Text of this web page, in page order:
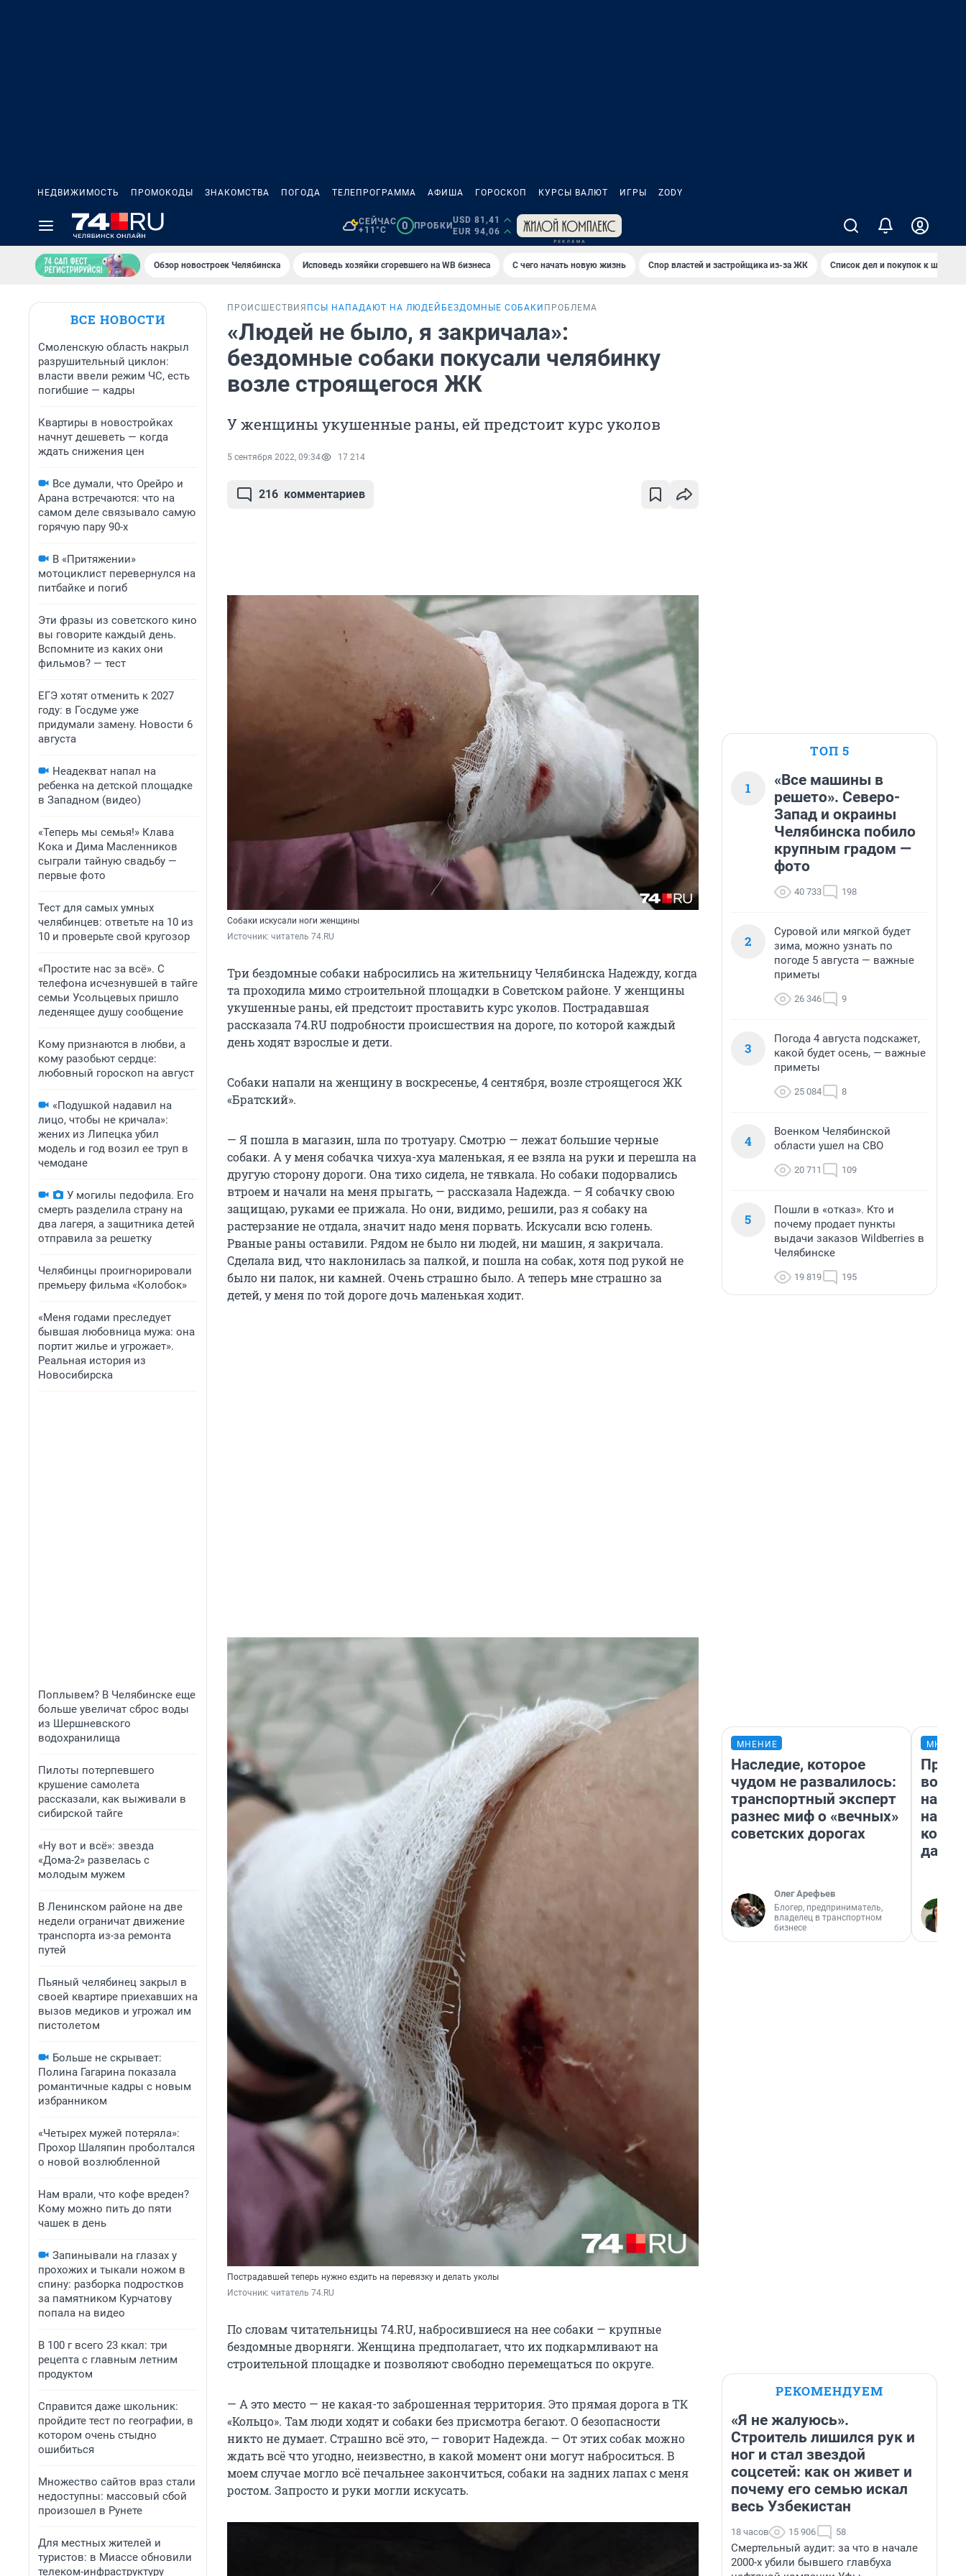
НЕДВИЖИМОСТЬ ПРОМОКОДЫ ЗНАКОМСТВА ПОГОДА ТЕЛЕПРОГРАММА АФИША ГОРОСКОП КУРСЫ ВАЛЮТ ИГРЫ ZODY
СЕЙЧАС
+11°C
0 ПРОБКИ
USD 81,41
EUR 94,06
Обзор новостроек Челябинска Исповедь хозяйки сгоревшего на WB бизнеса С чего начать новую жизнь Спор властей и застройщика из-за ЖК Список дел и покупок к школе
ВСЕ НОВОСТИ
Смоленскую область накрыл
разрушительный циклон:
власти ввели режим ЧС, есть
погибшие — кадры
Квартиры в новостройках
начнут дешеветь — когда
ждать снижения цен
Все думали, что Орейро и
Арана встречаются: что на
самом деле связывало самую
горячую пару 90-х
В «Притяжении»
мотоциклист перевернулся на
питбайке и погиб
Эти фразы из советского кино
вы говорите каждый день.
Вспомните из каких они
фильмов? — тест
ЕГЭ хотят отменить к 2027
году: в Госдуме уже
придумали замену. Новости 6
августа
Неадекват напал на
ребенка на детской площадке
в Западном (видео)
«Теперь мы семья!» Клава
Кока и Дима Масленников
сыграли тайную свадьбу —
первые фото
Тест для самых умных
челябинцев: ответьте на 10 из
10 и проверьте свой кругозор
«Простите нас за всё». С
телефона исчезнувшей в тайге
семьи Усольцевых пришло
леденящее душу сообщение
Кому признаются в любви, а
кому разобьют сердце:
любовный гороскоп на август
«Подушкой надавил на
лицо, чтобы не кричала»:
жених из Липецка убил
модель и год возил ее труп в
чемодане
У могилы педофила. Его
смерть разделила страну на
два лагеря, а защитника детей
отправила за решетку
Челябинцы проигнорировали
премьеру фильма «Колобок»
«Меня годами преследует
бывшая любовница мужа: она
портит жилье и угрожает».
Реальная история из
Новосибирска
Поплывем? В Челябинске еще
больше увеличат сброс воды
из Шершневского
водохранилища
Пилоты потерпевшего
крушение самолета
рассказали, как выживали в
сибирской тайге
«Ну вот и всё»: звезда
«Дома-2» развелась с
молодым мужем
В Ленинском районе на две
недели ограничат движение
транспорта из-за ремонта
путей
Пьяный челябинец закрыл в
своей квартире приехавших на
вызов медиков и угрожал им
пистолетом
Больше не скрывает:
Полина Гагарина показала
романтичные кадры с новым
избранником
«Четырех мужей потеряла»:
Прохор Шаляпин проболтался
о новой возлюбленной
Нам врали, что кофе вреден?
Кому можно пить до пяти
чашек в день
Запинывали на глазах у
прохожих и тыкали ножом в
спину: разборка подростков
за памятником Курчатову
попала на видео
В 100 г всего 23 ккал: три
рецепта с главным летним
продуктом
Справится даже школьник:
пройдите тест по географии, в
котором очень стыдно
ошибиться
Множество сайтов враз стали
недоступны: массовый сбой
произошел в Рунете
Для местных жителей и
туристов: в Миассе обновили
телеком-инфраструктуру
ПРОИСШЕСТВИЯ ПСЫ НАПАДАЮТ НА ЛЮДЕЙ БЕЗДОМНЫЕ СОБАКИ ПРОБЛЕМА
«Людей не было, я закричала»:
бездомные собаки покусали челябинку
возле строящегося ЖК
У женщины укушенные раны, ей предстоит курс уколов
5 сентября 2022, 09:34 17 214
216 комментариев
Собаки искусали ноги женщины
Источник: читатель 74.RU
Три бездомные собаки набросились на жительницу Челябинска Надежду, когда
та проходила мимо строительной площадки в Советском районе. У женщины
укушенные раны, ей предстоит проставить курс уколов. Пострадавшая
рассказала 74.RU подробности происшествия на дороге, по которой каждый
день ходят взрослые и дети.
Собаки напали на женщину в воскресенье, 4 сентября, возле строящегося ЖК
«Братский».
— Я пошла в магазин, шла по тротуару. Смотрю — лежат большие черные
собаки. А у меня собачка чихуа-хуа маленькая, я ее взяла на руки и перешла на
другую сторону дороги. Она тихо сидела, не тявкала. Но собаки подорвались
втроем и начали на меня прыгать, — рассказала Надежда. — Я собачку свою
защищаю, руками ее прижала. Но они, видимо, решили, раз я собаку на
растерзание не отдала, значит надо меня порвать. Искусали всю голень.
Рваные раны оставили. Рядом не было ни людей, ни машин, я закричала.
Сделала вид, что наклонилась за палкой, и пошла на собак, хотя под рукой не
было ни палок, ни камней. Очень страшно было. А теперь мне страшно за
детей, у меня по той дороге дочь маленькая ходит.
Пострадавшей теперь нужно ездить на перевязку и делать уколы
Источник: читатель 74.RU
По словам читательницы 74.RU, набросившиеся на нее собаки — крупные
бездомные дворняги. Женщина предполагает, что их подкармливают на
строительной площадке и позволяют свободно перемещаться по округе.
— А это место — не какая-то заброшенная территория. Это прямая дорога в ТК
«Кольцо». Там люди ходят и собаки без присмотра бегают. О безопасности
никто не думает. Страшно всё это, — говорит Надежда. — От этих собак можно
ждать всё что угодно, неизвестно, в какой момент они могут наброситься. В
моем случае могло всё печальнее закончиться, собаки на задних лапах с меня
ростом. Запросто и руки могли искусать.
ТОП 5
1
«Все машины в
решето». Северо-
Запад и окраины
Челябинска побило
крупным градом —
фото
40 733 198
2
Суровой или мягкой будет
зима, можно узнать по
погоде 5 августа — важные
приметы
26 346 9
3
Погода 4 августа подскажет,
какой будет осень, — важные
приметы
25 084 8
4
Военком Челябинской
области ушел на СВО
20 711 109
5
Пошли в «отказ». Кто и
почему продает пункты
выдачи заказов Wildberries в
Челябинске
19 819 195
МНЕНИЕ
Наследие, которое
чудом не развалилось:
транспортный эксперт
разнес миф о «вечных»
советских дорогах
Олег Арефьев
Блогер, предприниматель,
владелец в транспортном
бизнесе
нам
даже
РЕКОМЕНДУЕМ
«Я не жалуюсь».
Строитель лишился рук и
ног и стал звездой
соцсетей: как он живет и
почему его семью искал
весь Узбекистан
18 часов 15 906 58
Смертельный аудит: за что в начале
2000-х убили бывшего главбуха